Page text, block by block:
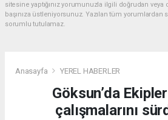
sitesine yaptığınız yorumunuzla ilgili doğrudan
başınıza üstleniyorsunuz. Yazılan tüm
sorumlu tutulamaz.
Anasayfa YEREL HABERLER
Göksun’da
çalışmalarını